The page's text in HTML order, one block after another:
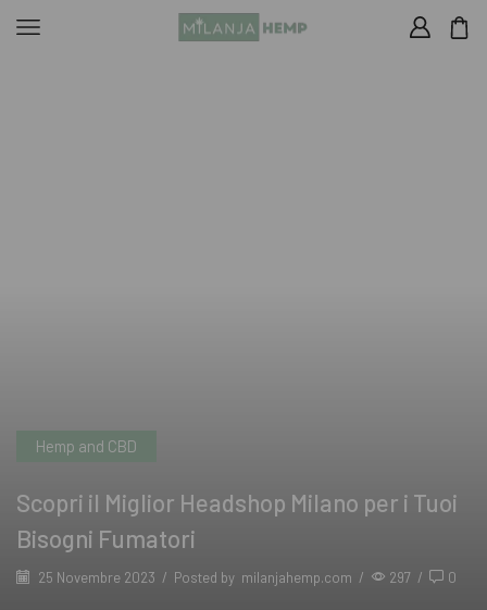
Hemp and CBD
Scopri il Miglior Headshop Milano per i Tuoi
Bisogni Fumatori
25 Novembre 2023 / Posted by milanjahemp.com / 297 / 0